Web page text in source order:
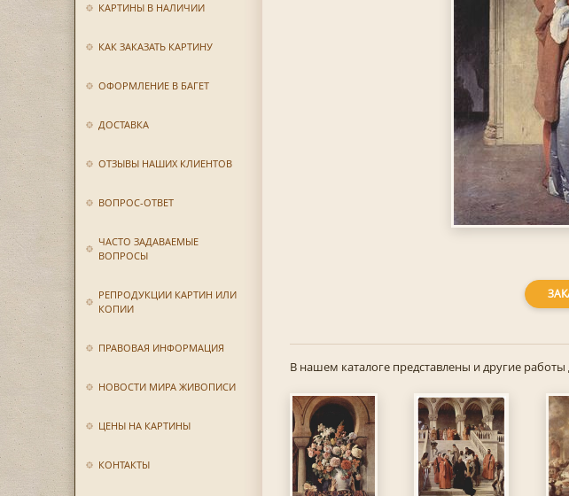
КАРТИНЫ В НАЛИЧИИ
КАК ЗАКАЗАТЬ КАРТИНУ
ОФОРМЛЕНИЕ В БАГЕТ
ДОСТАВКА
ОТЗЫВЫ НАШИХ КЛИЕНТОВ
ВОПРОС-ОТВЕТ
ЧАСТО ЗАДАВАЕМЫЕ
ВОПРОСЫ
РЕПРОДУКЦИИ КАРТИН ИЛИ
КОПИИ
ПРАВОВАЯ ИНФОРМАЦИЯ
НОВОСТИ МИРА ЖИВОПИСИ
ЦЕНЫ НА КАРТИНЫ
КОНТАКТЫ
В нашем каталоге представлены и другие